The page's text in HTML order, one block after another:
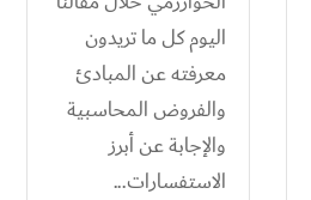
اليوم كل ما تريدون
معرفته عن المبادئ
والفروض المحاسبية​
والإجابة عن أبرز
الاستفسارات...